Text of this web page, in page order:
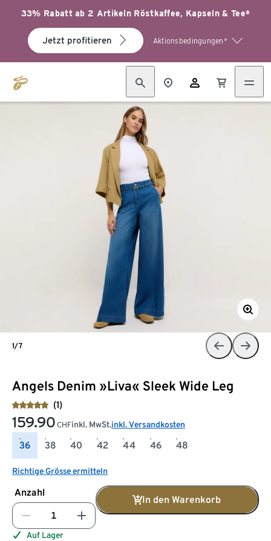
33% Rabatt ab 2 Artikeln Röstkaffee, Kapseln & Tee*
Jetzt profitieren Aktionsbedingungen*
Angels Denim »Liva« Sleek Wide Leg
(1)
159.90 CHFinkl. MwSt.inkl. Versandkosten
36 38 40 42 44 46 48
Richtige Grösse ermitteln
Anzahl
In den Warenkorb
Auf Lager
1/7